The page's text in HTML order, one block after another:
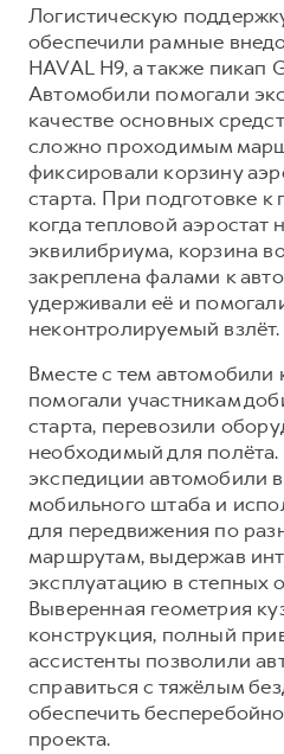
Коллекция PRO
Коллекция Базовая
Коллекция Детская
Коллекция Детская
Логистическую
обеспечили рамные
HAVAL H9, а также пикап
Автомобили помогали
качестве основных
сложно проходимым
фиксировали корзину
старта. При подготовке к
когда тепловой аэростат
эквилибриума, корзина
закреплена фалами к
удерживали её и
неконтролируемый взлёт.
Вместе с тем автомобили
помогали участникам
старта, перевозили
необходимый для
экспедиции автомобили
мобильного штаба и
для передвижения по
маршрутам, выдержав
эксплуатацию в степных
Выверенная геометрия
конструкция, полный
ассистенты позволили
справиться с тяжёлым
обеспечить
проекта.